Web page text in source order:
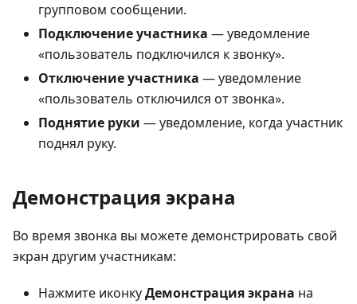
групповом сообщении.
Подключение участника — уведомление
«пользователь подключился к звонку».
Отключение участника — уведомление
«пользователь отключился от звонка».
Поднятие руки — уведомление, когда участник
поднял руку.
Демонстрация экрана
Во время звонка вы можете демонстрировать свой
экран другим участникам:
Нажмите иконкуДемонстрация экрана на